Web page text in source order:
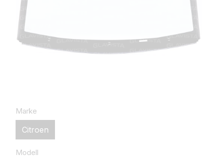
Marke
Citroen
Modell